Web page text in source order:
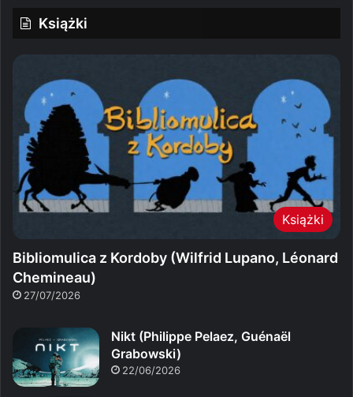
Książki
Książki
Bibliomulica z Kordoby (Wilfrid Lupano, Léonard
Chemineau)
27/07/2026
Nikt (Philippe Pelaez, Guénaël
Grabowski)
22/06/2026